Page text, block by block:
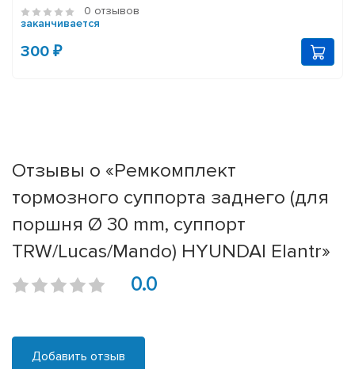
0 отзывов
заканчивается
300 ₽
Отзывы о «Ремкомплект
тормозного суппорта заднего (для
поршня Ø 30 mm, суппорт
TRW/Lucas/Mando) HYUNDAI Elantr»
0.0
Добавить отзыв